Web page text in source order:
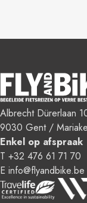
Albrecht Dürerlaan
9030 Gent /
Enkel op afspraak
T +32 476 61 71 70
E info@flyandbike.be